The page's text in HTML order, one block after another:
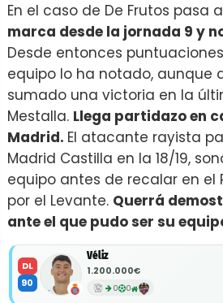
En el caso de De Frutos pasa
marca desde la jornada 9 y
Desde entonces
equipo lo ha notado, aunque
sumado una victoria en la
Mestalla. Llega partidazo en
Madrid. El atacante rayista
Madrid Castilla en la 18/19,
equipo antes de recalar en el
por el Levante. Querrá
ante el que pudo ser su
DL
90
Véliz
1.200.000€
0 0